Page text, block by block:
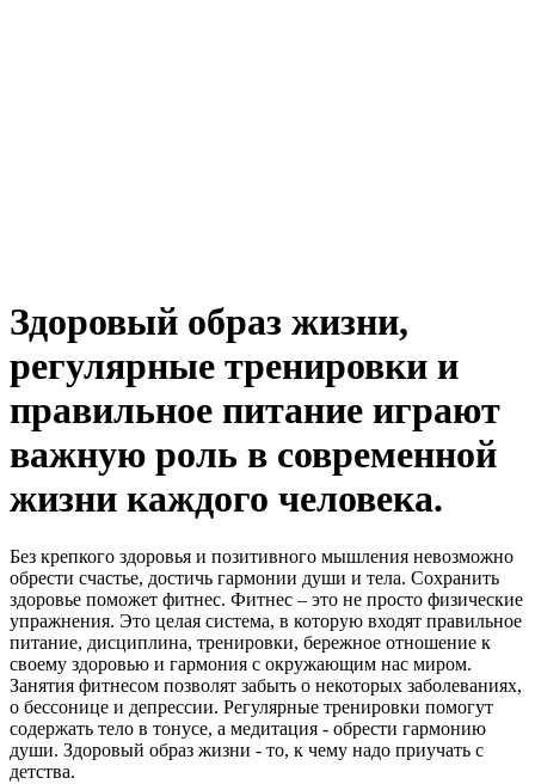
Здоровый образ жизни,
регулярные тренировки и
правильное питание играют
важную роль в современной
жизни каждого человека.
Без крепкого здоровья и позитивного мышления невозможно
обрести счастье, достичь гармонии души и тела. Сохранить
здоровье поможет фитнес. Фитнес – это не просто физические
упражнения. Это целая система, в которую входят правильное
питание, дисциплина, тренировки, бережное отношение к
своему здоровью и гармония с окружающим нас миром.
Занятия фитнесом позволят забыть о некоторых заболеваниях,
о бессонице и депрессии. Регулярные тренировки помогут
содержать тело в тонусе, а медитация - обрести гармонию
души. Здоровый образ жизни - то, к чему надо приучать с
детства.